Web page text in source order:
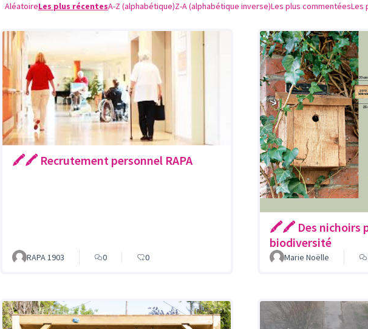
AléatoireLes plus récentesA-Z (alphabétique)Z-A (alphabétique inverse)Les plus commentéesLes
🖍🖍 Recrutement personnel RAPA
RAPA 1903 0 0
🖍🖍 Des nichoirs
biodiversité
Marie Noëlle